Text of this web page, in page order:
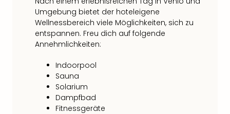
Umgebung bietet der hoteleigene
Wellnessbereich viele Möglichkeiten, sich zu
entspannen. Freu dich auf folgende
Annehmlichkeiten:
Indoorpool
Sauna
Solarium
Dampfbad
Fitnessgeräte